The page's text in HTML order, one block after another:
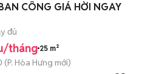
CÔNG GIÁ HỜI NGAY
đủ
tháng 25 m²
(P. Hòa Hưng mới)